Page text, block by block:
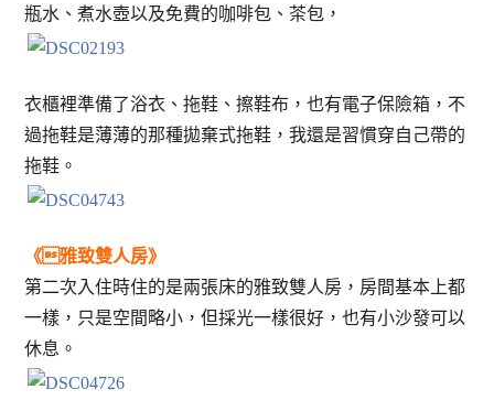
瓶水、煮水壺以及免費的咖啡包、茶包，
衣櫃裡準備了浴衣、拖鞋、擦鞋布，也有電子保險箱，不
過拖鞋是薄薄的那種拋棄式拖鞋，我還是習慣穿自己帶的
拖鞋。
《雅致雙人房》
第二次入住時住的是兩張床的雅致雙人房，房間基本上都
一樣，只是空間略小，但採光一樣很好，也有小沙發可以
休息。